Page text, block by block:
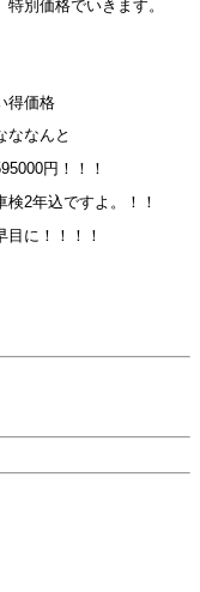
別価格でいきます。
得価格
なんと
円！！！
検2年込ですよ。！！
目に！！！！